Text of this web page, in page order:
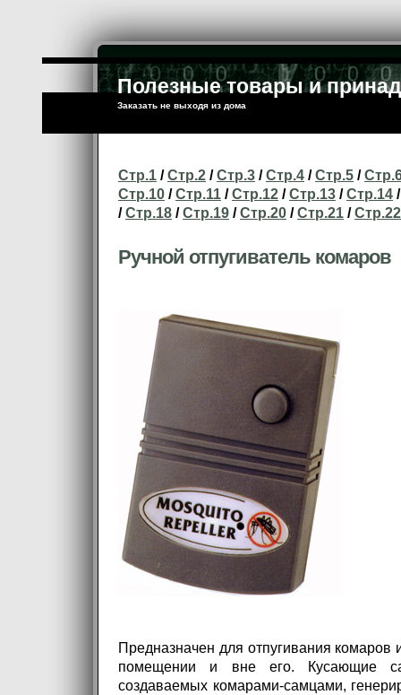
Полезные товары и
Заказать не выходя из дома
Стр.1 / Стр.2 / Стр.3 / Стр.4 / Стр.5 /
Стр.10 / Стр.11 / Стр.12 / Стр.13 / Стр.14 /
/ Стр.18 / Стр.19 / Стр.20 / Стр.21 / Стр.22
Ручной отпугиватель комаров
Предназначен для отпугивания комаров
помещении и вне его. Кусающие
создаваемых комарами-самцами,